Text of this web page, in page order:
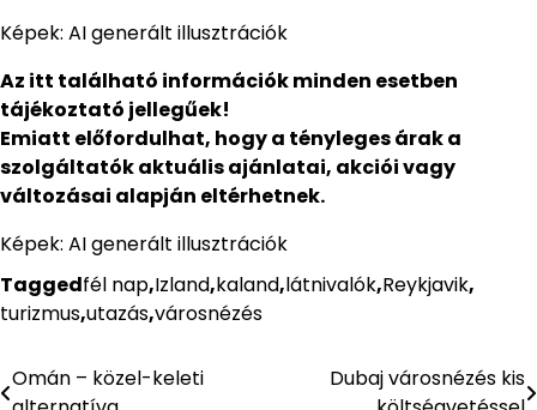
Képek: AI generált illusztrációk
Az itt található információk minden esetben
tájékoztató jellegűek!
Emiatt előfordulhat, hogy a tényleges árak a
szolgáltatók aktuális ajánlatai, akciói vagy
változásai alapján eltérhetnek.
Képek: AI generált illusztrációk
Taggedfél nap,Izland,kaland,látnivalók,Reykjavik,
turizmus,utazás,városnézés
Bejegyzés
Omán – közel-keleti
Dubaj városnézés kis